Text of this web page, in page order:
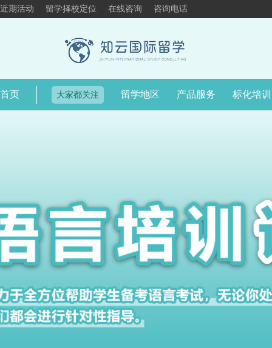
近期活动 留学择校定位 在线咨询 咨询电话
首页 大家都关注 留学地区 产品服务 标化培训